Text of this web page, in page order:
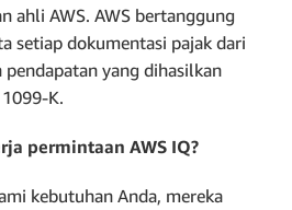
ahli AWS. AWS bertanggung
setiap dokumentasi pajak dari
yang dihasilkan
K.
permintaan AWS IQ?
kebutuhan Anda, mereka